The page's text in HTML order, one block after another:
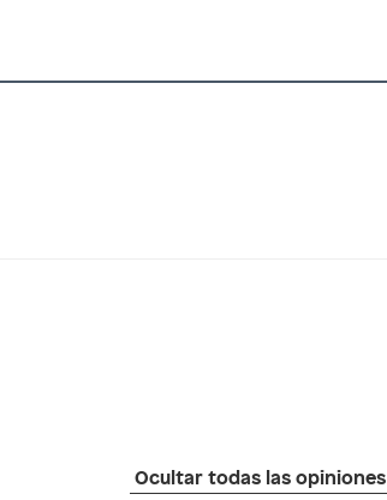
Ocultar todas las opiniones